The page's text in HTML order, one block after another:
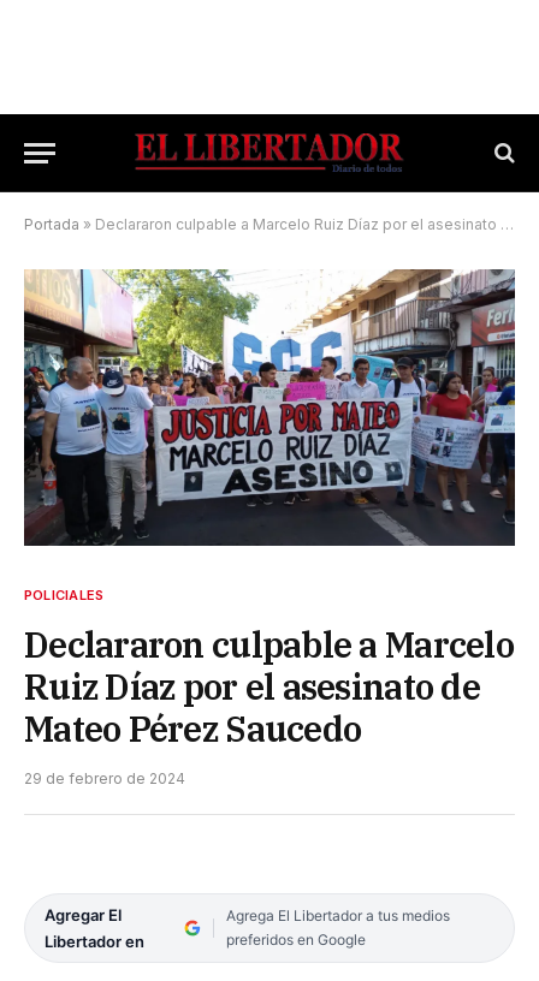
Portada » Declararon culpable a Marcelo Ruiz Díaz por el asesinato de Mateo Pérez Saucedo
POLICIALES
Declararon culpable a Marcelo
Ruiz Díaz por el asesinato de
Mateo Pérez Saucedo
29 de febrero de 2024
Agregar El
Libertador en
Agrega El Libertador a tus medios
preferidos en Google